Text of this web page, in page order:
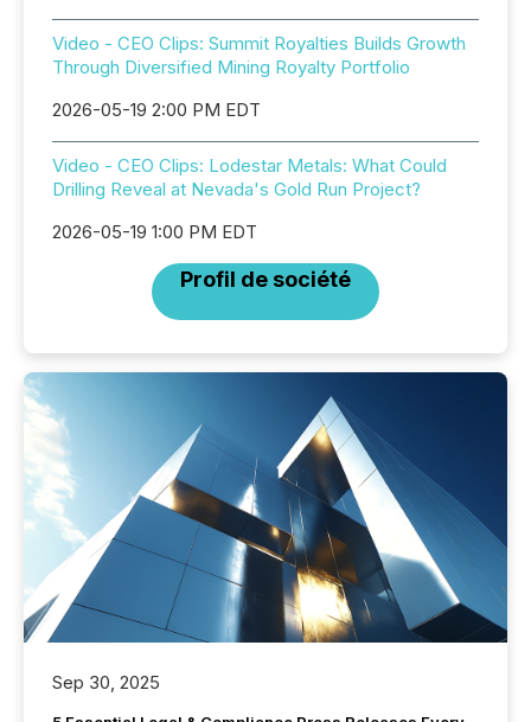
Video - CEO Clips: Summit Royalties Builds Growth
Through Diversified Mining Royalty Portfolio
2026-05-19 2:00 PM EDT
Video - CEO Clips: Lodestar Metals: What Could
Drilling Reveal at Nevada's Gold Run Project?
2026-05-19 1:00 PM EDT
Profil de société
Sep 30, 2025